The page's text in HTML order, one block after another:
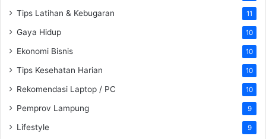
Tips Latihan & Kebugaran 11
Gaya Hidup 10
Ekonomi Bisnis 10
Tips Kesehatan Harian 10
Rekomendasi Laptop / PC 10
Pemprov Lampung 9
Lifestyle 9